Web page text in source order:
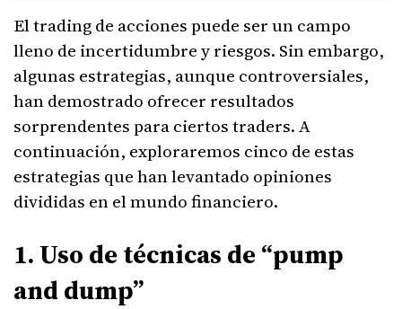
El trading de acciones puede ser un campo
lleno de incertidumbre y riesgos. Sin embargo,
algunas estrategias, aunque controversiales,
han demostrado ofrecer resultados
sorprendentes para ciertos traders. A
continuación, exploraremos cinco de estas
estrategias que han levantado opiniones
divididas en el mundo financiero.
1. Uso de técnicas de “pump
and dump”